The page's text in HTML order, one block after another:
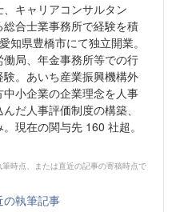
キャリアコンサルタン
総合士業事務所で経験を積
知県豊橋市にて独立開業。
局、年金事務所等での行
。あいち産業振興機構外
小企業の企業理念を人事
だ人事評価制度の構築、
現在の関与先 160 社超。
時点、または直近の記事の寄稿時点で
の執筆記事